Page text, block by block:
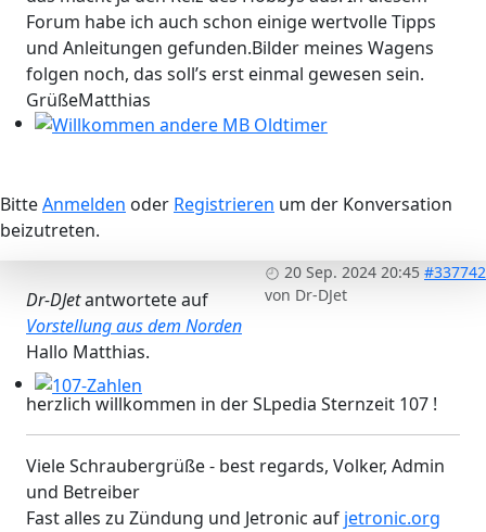
107-Zahlen
Forum habe ich auch schon einige wertvolle Tipps
und Anleitungen gefunden.Bilder meines Wagens
folgen noch, das soll’s erst einmal gewesen sein.
GrüßeMatthias
BitteAnmelden oder Registrieren um der Konversation
beizutreten.
20 Sep. 2024 20:45 #337742
von Dr-DJet
Dr-DJetantwortete auf
Vorstellung aus dem Norden
Hallo Matthias.
herzlich willkommen in der SLpedia Sternzeit 107 !
Viele Schraubergrüße - best regards, Volker, Admin
und Betreiber
Fast alles zu Zündung und Jetronic auf jetronic.org